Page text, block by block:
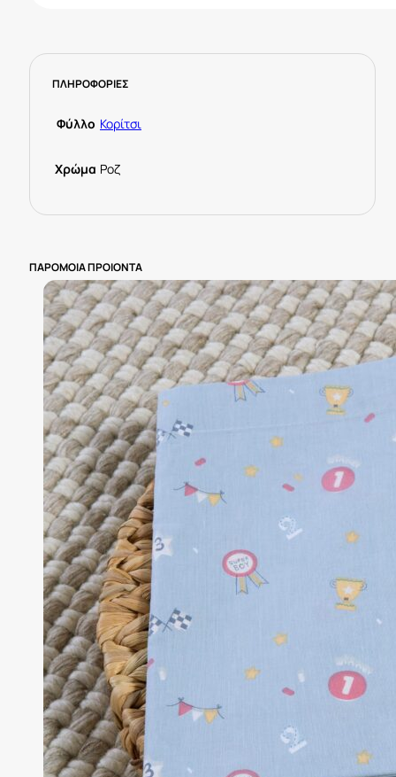
039588
ΠΛΗΡΟΦΟΡΙΕΣ
Φύλλο Κορίτσι
Χρώμα Ροζ
ΠΑΡΟΜΟΙΑ ΠΡΟΙΟΝΤΑ